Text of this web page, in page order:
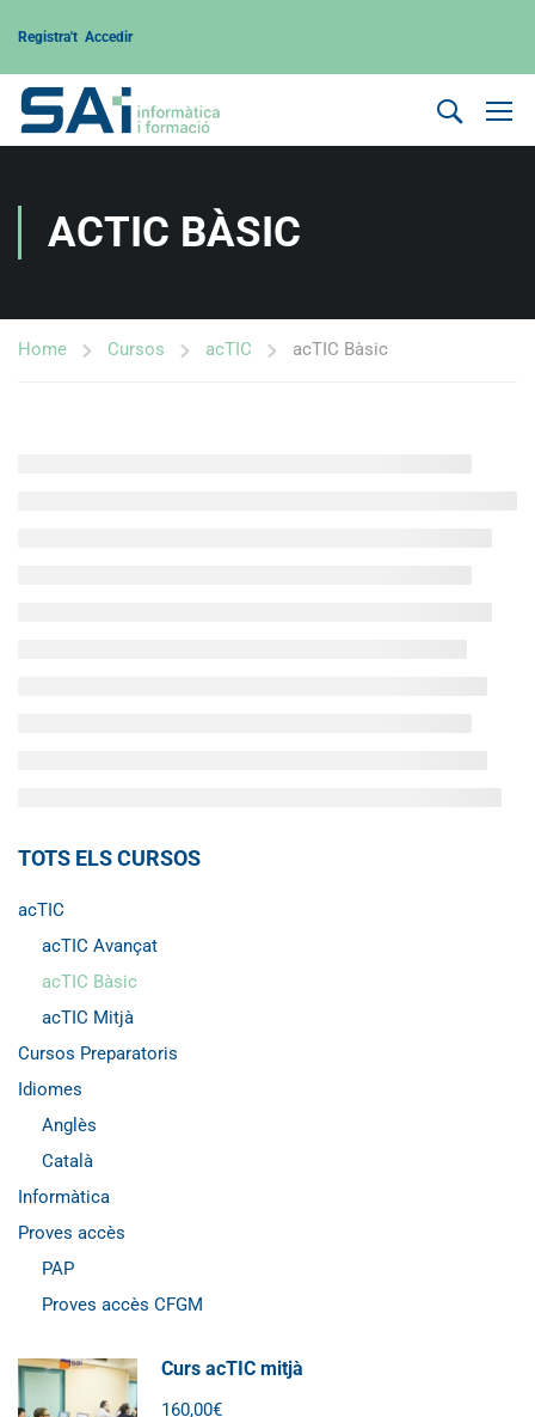
Registra't Accedir
ACTIC BÀSIC
Home Cursos acTIC acTIC Bàsic
TOTS ELS CURSOS
acTIC
acTIC Avançat
acTIC Bàsic
acTIC Mitjà
Cursos Preparatoris
Idiomes
Anglès
Català
Informàtica
Proves accès
PAP
Proves accès CFGM
Curs acTIC mitjà
160,00€